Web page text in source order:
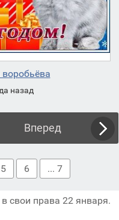
воробьёва
назад
Вперед
5 6 ... 7
свои права 22 января.